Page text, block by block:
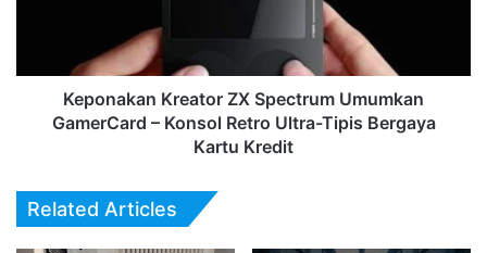
Retro
Keponakan Kreator ZX Spectrum Umumkan
GamerCard – Konsol Retro Ultra-Tipis Bergaya
Kartu Kredit
Related Articles